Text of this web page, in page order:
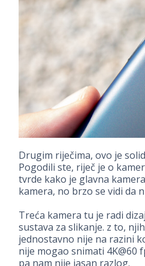
Drugim riječima, ovo je
Pogodili ste, riječ je o
tvrde kako je glavna
kamera, no brzo se vidi da
Treća kamera tu je radi
sustava za slikanje. z to,
jednostavno nije na razini
nije mogao snimati 4K@60
pa nam nije jasan razlog.